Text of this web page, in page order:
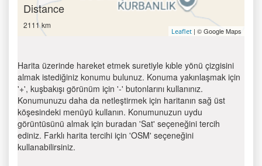
Distance
2111 km
Leaflet | © Google Maps
Harita üzerinde hareket etmek suretiyle kıble yönü çizgisini
almak istediğiniz konumu bulunuz. Konuma yakınlaşmak için
'+', kuşbakışı görünüm için '-' butonlarını kullanınız.
Konumunuzu daha da netleştirmek için haritanın sağ üst
köşesindeki menüyü kullanın. Konumunuzun uydu
görüntüsünü almak için buradan 'Sat' seçeneğini tercih
ediniz. Farklı harita tercihi için 'OSM' seçeneğini
kullanabilirsiniz.